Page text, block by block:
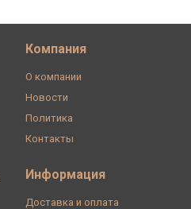
Компания
О компании
Новости
Политика
Контакты
Информация
Доставка и оплата